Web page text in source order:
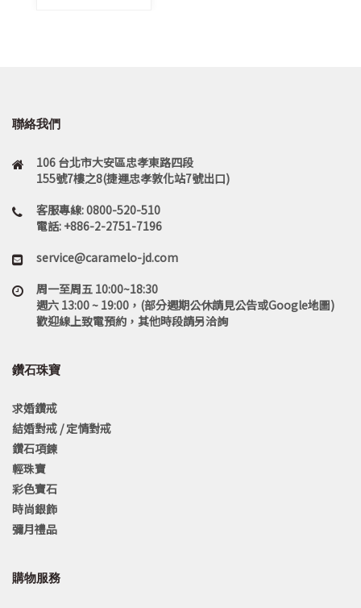
聯絡我們
106 台北市大安區忠孝東路四段
155號7樓之8(捷運忠孝敦化站7號出口)
客服專線: 0800-520-510
電話: +886-2-2751-7196
service@caramelo-jd.com
周一至周五 10:00~18:30
週六 13:00 ~ 19:00，(部分週期公休請見公告或Google地圖)
歡迎線上致電預約，其他時段請另洽詢
鑽石珠寶
求婚鑽戒
結婚對戒 / 定情對戒
鑽石項鍊
輕珠寶
彩色寶石
時尚銀飾
彌月禮品
購物服務